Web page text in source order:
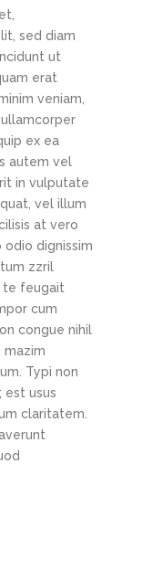
sed diam
ut
erat
veniam,
ex ea
autem vel
in vulputate
vel illum
at vero
dignissim
zzril
te feugait
cum
congue nihil
mazim
Typi non
est usus
claritatem.